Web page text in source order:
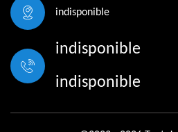
indisponible
indisponible
indisponible